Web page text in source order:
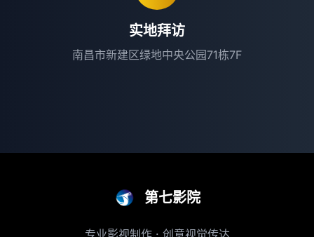
实地拜访
南昌市新建区绿地中央公园71栋7F
第七影院
专业影视制作 · 创意视觉传达